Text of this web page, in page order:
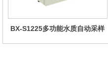
BX-S1225多功能水质自动采样